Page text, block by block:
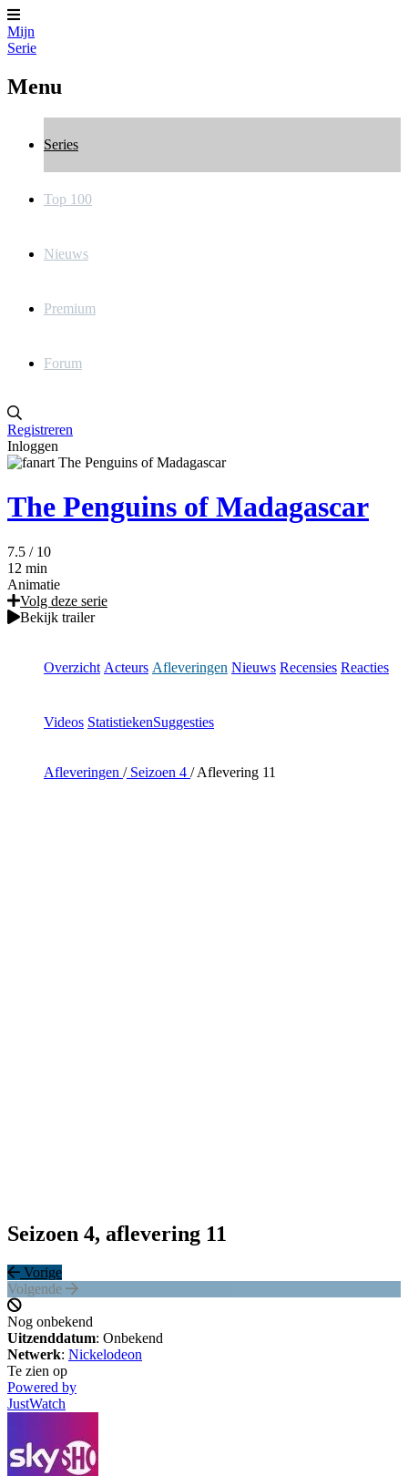
Mijn
Serie
Menu
Series
Top 100
Nieuws
Premium
Forum
Registreren
Inloggen
The Penguins of Madagascar
7.5 / 10
12 min
Animatie
Volg deze serie
Bekijk trailer
Overzicht Acteurs Afleveringen Nieuws Recensies Reacties
Videos StatistiekenSuggesties
Afleveringen /Seizoen 4 /Aflevering 11
Seizoen 4, aflevering 11
Vorige
Volgende
Nog onbekend
Uitzenddatum: Onbekend
Netwerk: Nickelodeon
Te zien op
Powered by
JustWatch